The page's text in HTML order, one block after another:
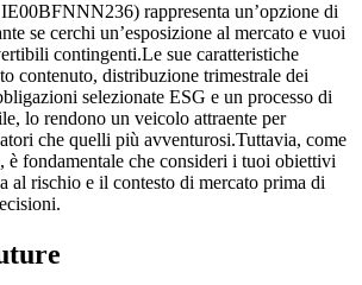
rappresenta un’opzione di
se cerchi un’esposizione al mercato e vuoi
contingenti.Le sue caratteristiche
contenuto, distribuzione trimestrale dei
selezionate ESG e un processo di
lo rendono un veicolo attraente per
che quelli più avventurosi.Tuttavia, come
è fondamentale che consideri i tuoi obiettivi
al rischio e il contesto di mercato prima di